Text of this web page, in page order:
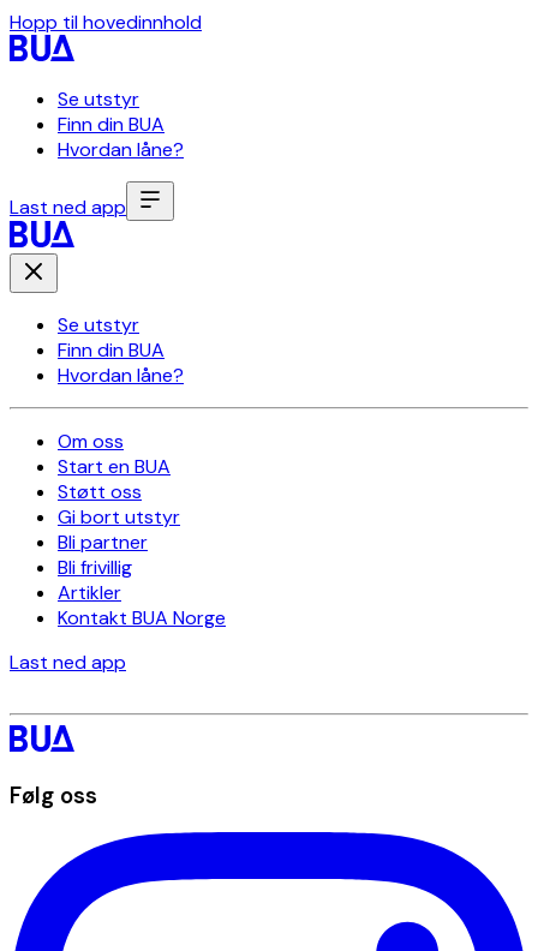
Hopp til hovedinnhold
Se utstyr
Finn din BUA
Hvordan låne?
Last ned app
Se utstyr
Finn din BUA
Hvordan låne?
Om oss
Start en BUA
Støtt oss
Gi bort utstyr
Bli partner
Bli frivillig
Artikler
Kontakt BUA Norge
Last ned app
Følg oss